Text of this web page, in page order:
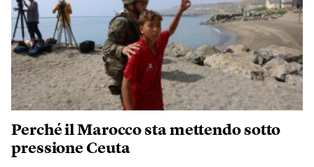
Perché il Marocco sta mettendo sotto
pressione Ceuta